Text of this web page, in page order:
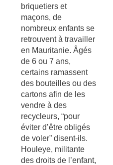
briquetiers et
maçons, de
nombreux enfants se
retrouvent à travailler
en Mauritanie. Âgés
de 6 ou 7 ans,
certains ramassent
des bouteilles ou des
cartons afin de les
vendre à des
recycleurs, “pour
éviter d’être obligés
de voler” disent-ils.
Houleye, militante
des droits de l’enfant,